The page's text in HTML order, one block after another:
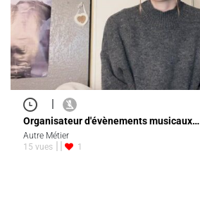
|
Organisateur d'évènements musicaux…
Autre Métier
15 vues
1